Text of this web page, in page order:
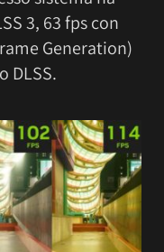
3, 63 fps con
Generation)
DLSS.